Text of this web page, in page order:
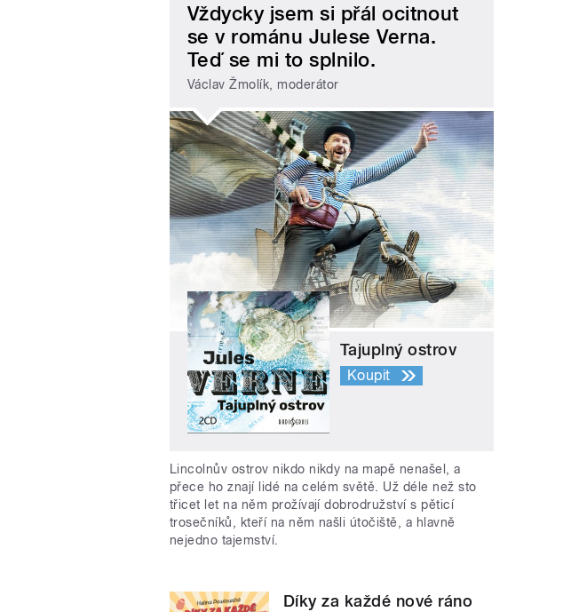
Vždycky jsem si přál ocitnout
se v románu Julese Verna.
Teď se mi to splnilo.
Václav Žmolík, moderátor
Tajuplný ostrov
Koupit
Lincolnův ostrov nikdo nikdy na mapě nenašel, a
přece ho znají lidé na celém světě. Už déle než sto
třicet let na něm prožívají dobrodružství s pěticí
trosečníků, kteří na něm našli útočiště, a hlavně
nejedno tajemství.
Díky za každé nové ráno